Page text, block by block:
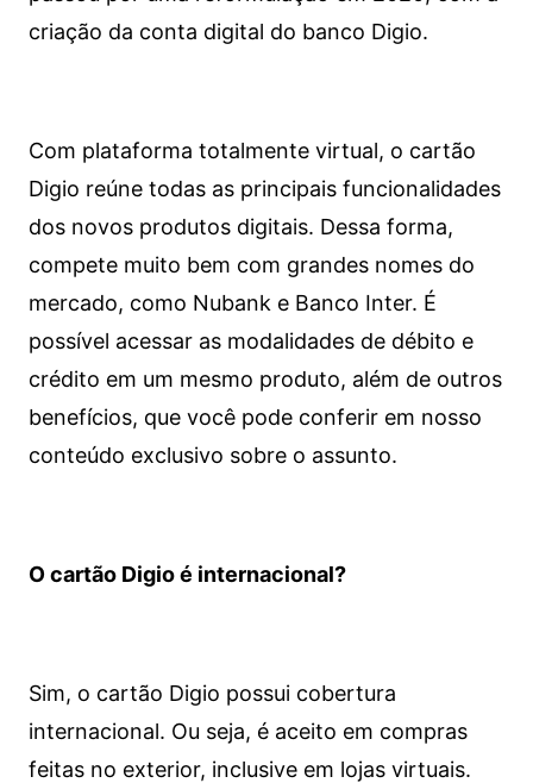
criação da conta digital do banco Digio.
Com plataforma totalmente virtual, o cartão
Digio reúne todas as principais funcionalidades
dos novos produtos digitais. Dessa forma,
compete muito bem com grandes nomes do
mercado, como Nubank e Banco Inter. É
possível acessar as modalidades de débito e
crédito em um mesmo produto, além de outros
benefícios, que você pode conferir em nosso
conteúdo exclusivo sobre o assunto.
O cartão Digio é internacional?
Sim, o cartão Digio possui cobertura
internacional. Ou seja, é aceito em compras
feitas no exterior, inclusive em lojas virtuais.